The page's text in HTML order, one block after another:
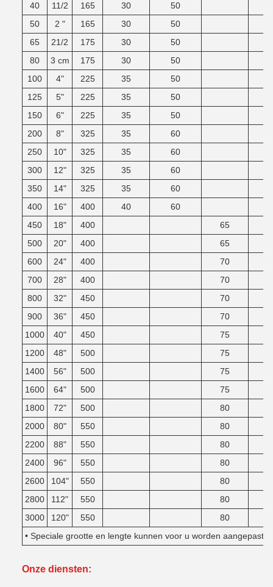
40 11/2 165 30
50
50
2 " 165 30
50
65
21/2 175 30
50
80
3 cm 175 30
50
100
4" 225 35
50
125
5" 225 35
50
150
6" 225 35
50
200
8" 325 35
60
250
10" 325 35
60
300
12" 325 35
60
350
14" 325 35
60
400
16" 400 40
60
450
18" 400 65
500
20" 400 65
600
24" 400 70
700
28" 400 70
800
32" 450 70
900
36" 450 70
1000
40" 450 75
1200
48" 500 75
1400
56" 500 75
1600
64" 500 75
1800
72" 500 80
2000
80" 550 80
2200
88" 550 80
2400
96" 550 80
2600
104" 550 80
2800
112" 550 80
3000
120" 550 80
• Speciale grootte en lengte kunnen voor u worden aangepast.
Onze diensten: